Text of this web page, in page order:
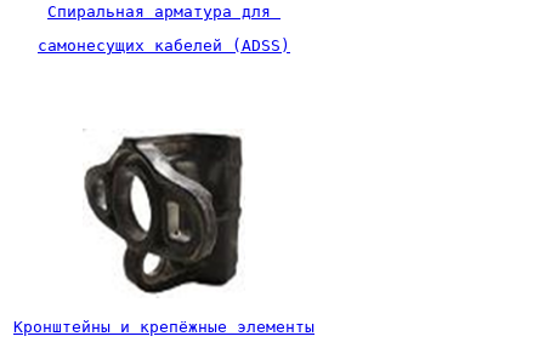
Спиральная арматура для
самонесущих кабелей (ADSS)
Кронштейны и крепёжные элементы